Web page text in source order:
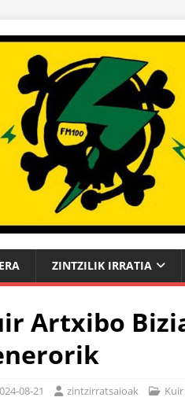
ZINTZILIK IRRATIA
Artxibo
08-21 zintzirratsaioak